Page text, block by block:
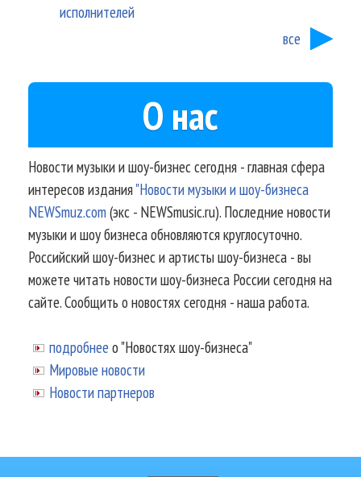
исполнителей
все
О нас
Новости музыки и шоу-бизнес сегодня - главная сфера
интересов издания"Новости музыки и шоу-бизнеса
NEWSmuz.com(экс - NEWSmusic.ru). Последние новости
музыки и шоу бизнеса обновляются круглосуточно.
Российский шоу-бизнес и артисты шоу-бизнеса - вы
можете читать новости шоу-бизнеса России сегодня на
сайте. Сообщить о новостях сегодня - наша работа.
подробнее о "Новостях шоу-бизнеса"
Мировые новости
Новости партнеров